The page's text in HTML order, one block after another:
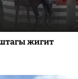
жигит